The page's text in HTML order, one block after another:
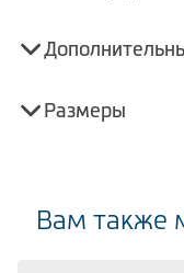
Размеры
Вам также